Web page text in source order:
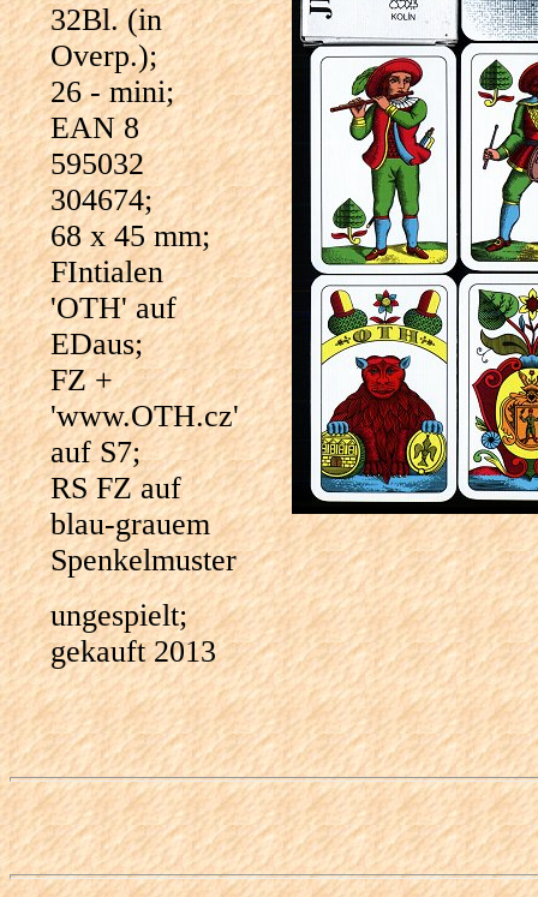
32Bl. (in
Overp.);
26 - mini;
EAN 8
595032
304674;
68 x 45 mm;
FIntialen
'OTH' auf
EDaus;
FZ +
'www.OTH.cz'
auf S7;
RS FZ auf
blau-grauem
Spenkelmuster
ungespielt;
gekauft 2013